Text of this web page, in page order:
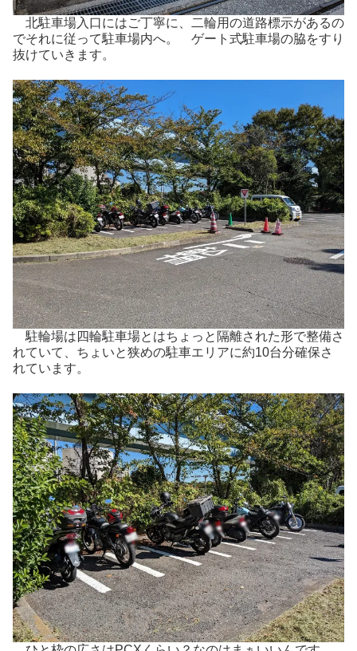
北駐車場入口にはご丁寧に、二輪用の道路標示があるの
でそれに従って駐車場内へ。 ゲート式駐車場の脇をすり
抜けていきます。
駐輪場は四輪駐車場とはちょっと隔離された形で整備さ
れていて、ちょいと狭めの駐車エリアに約10台分確保さ
れています。